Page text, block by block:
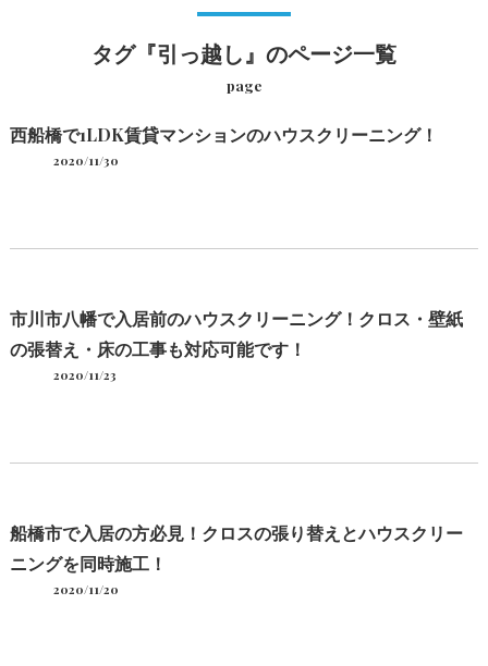
タグ『引っ越し』のページ一覧
page
西船橋で1LDK賃貸マンションのハウスクリーニング！
2020/11/30
市川市八幡で入居前のハウスクリーニング！クロス・壁紙
の張替え・床の工事も対応可能です！
2020/11/23
船橋市で入居の方必見！クロスの張り替えとハウスクリー
ニングを同時施工！
2020/11/20